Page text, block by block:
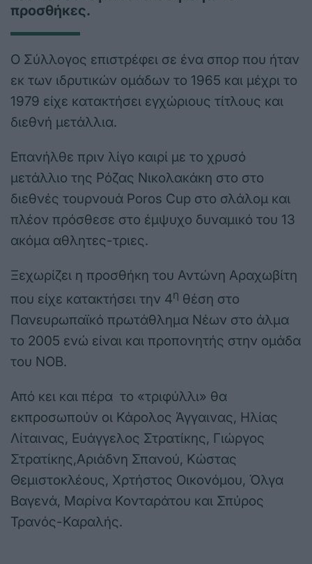
προσθήκες.
Ο Σύλλογος επιστρέφει σε ένα σπορ που ήταν
εκ των ιδρυτικών ομάδων το 1965 και μέχρι το
1979 είχε κατακτήσει εγχώριους τίτλους και
διεθνή μετάλλια.
Επανήλθε πριν λίγο καιρί με το χρυσό
μετάλλιο της Ρόζας Νικολακάκη στο στο
διεθνές τουρνουά Poros Cup στο σλάλομ και
πλέον πρόσθεσε στο έμψυχο δυναμικό του 13
ακόμα αθλητες-τριες.
Ξεχωρίζει η προσθήκη του Αντώνη Αραχωβίτη
που είχε κατακτήσει την 4η θέση στο
Πανευρωπαϊκό πρωτάθλημα Νέων στο άλμα
το 2005 ενώ είναι και προπονητής στην ομάδα
του ΝΟΒ.
Από κει και πέρα το «τριφύλλι» θα
εκπροσωπούν οι Κάρολος Άγγαινας, Ηλίας
Λίταινας, Ευάγγελος Στρατίκης, Γιώργος
Στρατίκης,Αριάδνη Σπανού, Κώστας
Θεμιστοκλέους, Χρτήστος Οικονόμου, Όλγα
Βαγενά, Μαρίνα Κονταράτου και Σπύρος
Τρανός-Καραλής.